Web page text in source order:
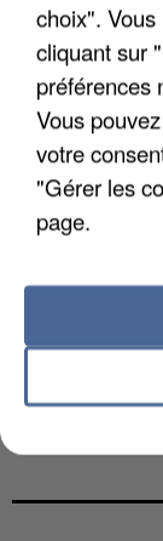
L’UN DES
choix".
cliquant sur
préférences
Vous
votre
"Gérer les
page.